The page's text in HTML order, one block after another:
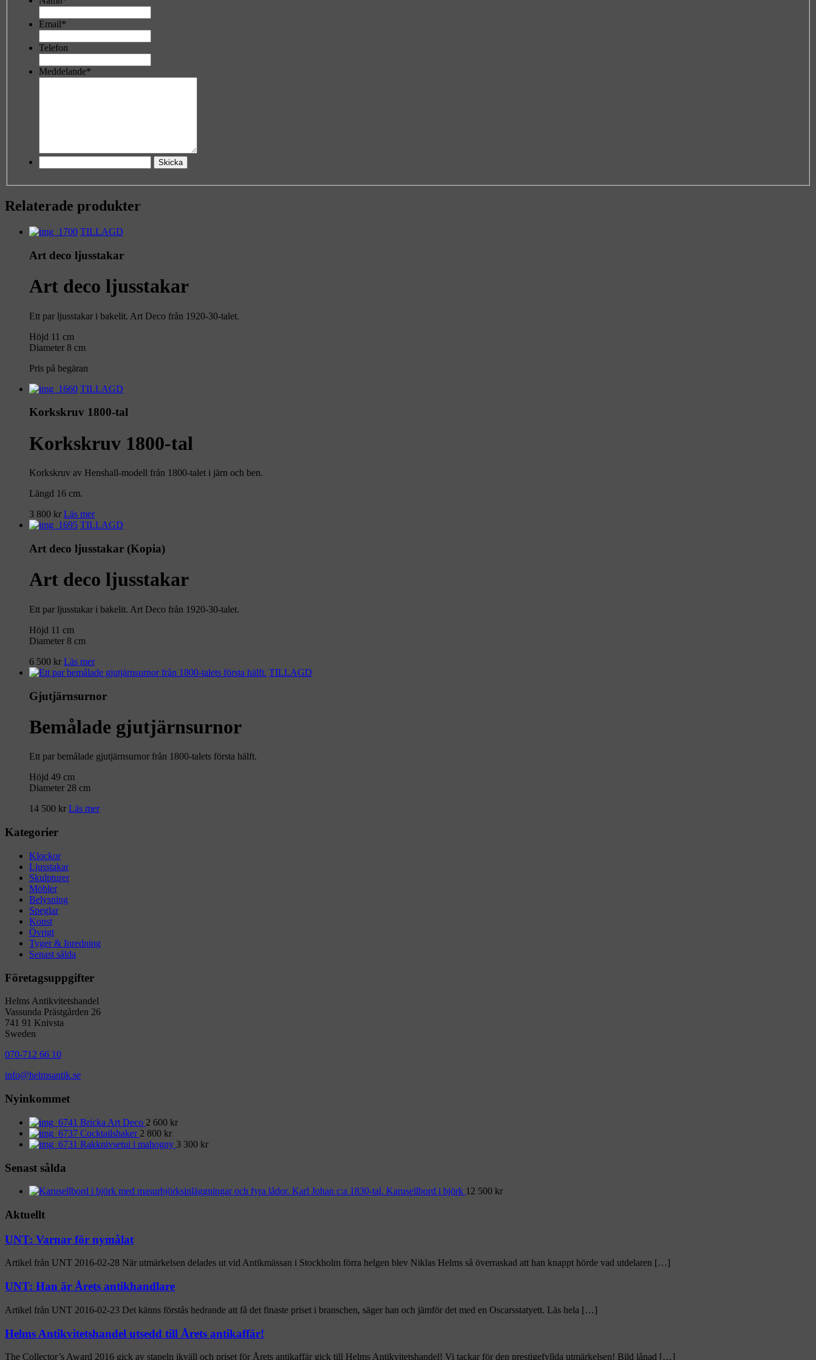
Email*
Telefon
Meddelande*
Relaterade produkter
TILLAGD
Art deco ljusstakar
Art deco ljusstakar
Ett par ljusstakar i bakelit. Art Deco från 1920-30-talet.
Höjd 11 cm
Diameter 8 cm
Pris på begäran
TILLAGD
Korkskruv 1800-tal
Korkskruv 1800-tal
Korkskruv av Henshall-modell från 1800-talet i järn och ben.
Längd 16 cm.
3 800 kr Läs mer
TILLAGD
Art deco ljusstakar (Kopia)
Art deco ljusstakar
Ett par ljusstakar i bakelit. Art Deco från 1920-30-talet.
Höjd 11 cm
Diameter 8 cm
6 500 kr Läs mer
TILLAGD
Gjutjärnsurnor
Bemålade gjutjärnsurnor
Ett par bemålade gjutjärnsurnor från 1800-talets första hälft.
Höjd 49 cm
Diameter 28 cm
14 500 kr Läs mer
Kategorier
Klockor
Ljusstakar
Skulpturer
Möbler
Belysning
Speglar
Konst
Övrigt
Tyger & Inredning
Senast sålda
Företagsuppgifter
Helms Antikvitetshandel
Vassunda Prästgården 26
741 91 Knivsta
Sweden
070-712 66 10
info@helmsantik.se
Nyinkommet
Bricka Art Deco 2 600 kr
Cocktailshaker 2 800 kr
Rakknivsetui i mahogny 3 300 kr
Senast sålda
Karusellbord i björk 12 500 kr
Aktuellt
UNT: Varnar för nymålat
Artikel från UNT 2016-02-28 När utmärkelsen delades ut vid Antikmässan i Stockholm förra helgen blev Niklas Helms så överraskad att han knappt hörde vad utdelaren […]
UNT: Han är Årets antikhandlare
Artikel från UNT 2016-02-23 Det känns förstås hedrande att få det finaste priset i branschen, säger han och jämför det med en Oscarsstatyett. Läs hela […]
Helms Antikvitetshandel utsedd till Årets antikaffär!
The Collector’s Award 2016 gick av stapeln ikväll och priset för Årets antikaffär gick till Helms Antikvitetshandel! Vi tackar för den prestigefyllda utmärkelsen! Bild lånad […]